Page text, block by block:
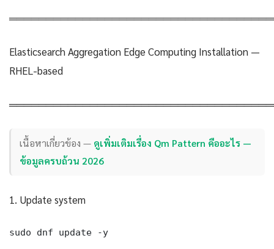
Elasticsearch Aggregation Edge Computing Installation —
RHEL-based
เนื้อหาเกี่ยวข้อง — ดูเพิ่มเติมเรื่อง Qm Pattern คืออะไร —
ข้อมูลครบถ้วน 2026
1. Update system
sudo dnf update -y